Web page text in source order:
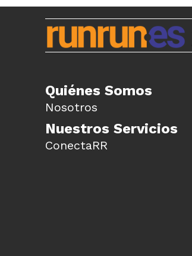
Quiénes Somos
Nosotros
Nuestros Servicios
ConectaRR